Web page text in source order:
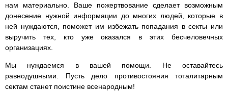
нам материально. Ваше пожертвование сделает возможным
донесение нужной информации до многих людей, которые в
ней нуждаются, поможет им избежать попадания в секты или
выручить тех, кто уже оказался в этих бесчеловечных
организациях.
Мы нуждаемся в вашей помощи. Не оставайтесь
равнодушными. Пусть дело противостояния тоталитарным
сектам станет поистине всенародным!